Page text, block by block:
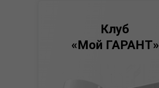
Клуб
«Мой ГАРАНТ»